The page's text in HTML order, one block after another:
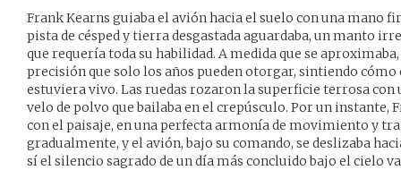
Frank Kearns guiaba el avión hacia el suelo con una mano
pista de césped y tierra desgastada aguardaba, un manto
que requería toda su habilidad. A medida que se
precisión que solo los años pueden otorgar, sintiendo
estuviera vivo. Las ruedas rozaron la superficie terrosa con
velo de polvo que bailaba en el crepúsculo. Por un instante,
con el paisaje, en una perfecta armonía de movimiento y
gradualmente, y el avión, bajo su comando, se deslizaba
sí el silencio sagrado de un día más concluido bajo el cielo